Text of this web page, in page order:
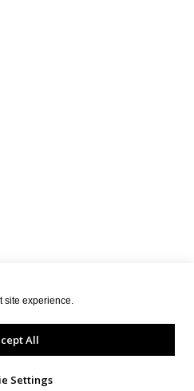
site experience.
All
Settings